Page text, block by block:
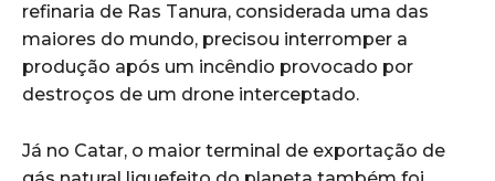
refinaria de Ras Tanura, considerada uma das
maiores do mundo, precisou interromper a
produção após um incêndio provocado por
destroços de um drone interceptado.
Já no Catar, o maior terminal de exportação de